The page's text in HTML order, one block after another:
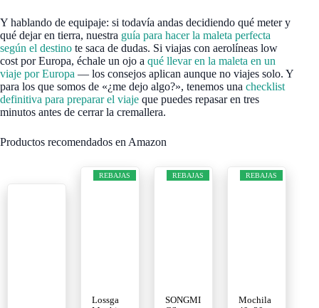
Y hablando de equipaje: si todavía andas decidiendo qué meter y
qué dejar en tierra, nuestra guía para hacer la maleta perfecta
según el destino te saca de dudas. Si viajas con aerolíneas low
cost por Europa, échale un ojo a qué llevar en la maleta en un
viaje por Europa — los consejos aplican aunque no viajes solo. Y
para los que somos de «¿me dejo algo?», tenemos una checklist
definitiva para preparar el viaje que puedes repasar en tres
minutos antes de cerrar la cremallera.
Productos recomendados en Amazon
REBAJAS
Lossga
REBAJAS
SONGMI
REBAJAS
Mochila